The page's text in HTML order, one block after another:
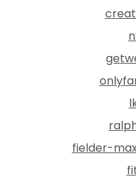
fielder-